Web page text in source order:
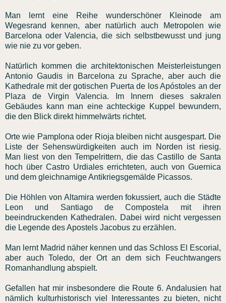
Man lernt eine Reihe wunderschöner Kleinode am
Wegesrand kennen, aber natürlich auch Metropolen wie
Barcelona oder Valencia, die sich selbstbewusst und jung
wie nie zu vor geben.
Natürlich kommen die architektonischen Meisterleistungen
Antonio Gaudis in Barcelona zu Sprache, aber auch die
Kathedrale mit der gotischen Puerta de los Apóstoles an der
Plaza de Virgin Valencia. Im Innern dieses sakralen
Gebäudes kann man eine achteckige Kuppel bewundern,
die den Blick direkt himmelwärts richtet.
Orte wie Pamplona oder Rioja bleiben nicht ausgespart. Die
Liste der Sehenswürdigkeiten auch im Norden ist riesig.
Man liest von den Tempelrittern, die das Castillo de Santa
hoch über Castro Urdiales errichteten, auch von Guernica
und dem gleichnamige Antikriegsgemälde Picassos.
Die Höhlen von Altamira werden fokussiert, auch die Städte
Leon und Santiago de Compostela mit ihren
beeindruckenden Kathedralen. Dabei wird nicht vergessen
die Legende des Apostels Jacobus zu erzählen.
Man lernt Madrid näher kennen und das Schloss El Escorial,
aber auch Toledo, der Ort an dem sich Feuchtwangers
Romanhandlung abspielt.
Gefallen hat mir insbesondere die Route 6. Andalusien hat
nämlich kulturhistorisch viel Interessantes zu bieten, nicht